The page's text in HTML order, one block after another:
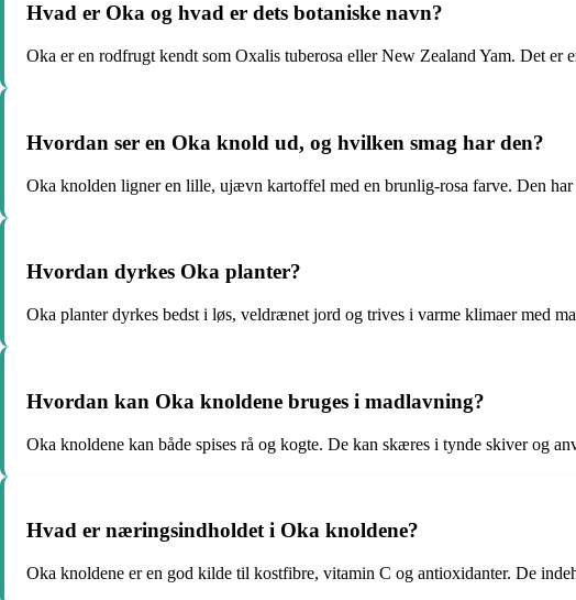
Hvad er Oka og hvad er dets botaniske navn?
Oka er en rodfrugt kendt som Oxalis tuberosa eller New Zealand Yam. Det er
Hvordan ser en Oka knold ud, og hvilken smag har den?
Oka knolden ligner en lille, ujævn kartoffel med en brunlig-rosa farve. Den
Hvordan dyrkes Oka planter?
Oka planter dyrkes bedst i løs, veldrænet jord og trives i varme klimaer med
Hvordan kan Oka knoldene bruges i madlavning?
Oka knoldene kan både spises rå og kogte. De kan skæres i tynde skiver og
Hvad er næringsindholdet i Oka knoldene?
Oka knoldene er en god kilde til kostfibre, vitamin C og antioxidanter. De